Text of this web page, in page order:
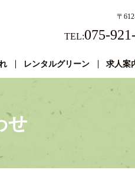
レンタルグリーン 求人案
〒
TEL:075-
せ